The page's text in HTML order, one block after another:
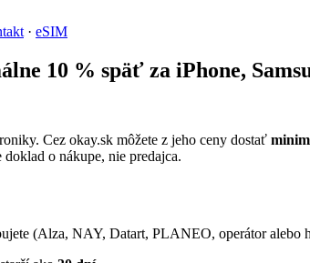
· eSIM
10 % späť za iPhone,
Cez okay.sk môžete z jeho ceny dostať
o nákupe, nie predajca.
(Alza, NAY, Datart, PLANEO, operátor alebo